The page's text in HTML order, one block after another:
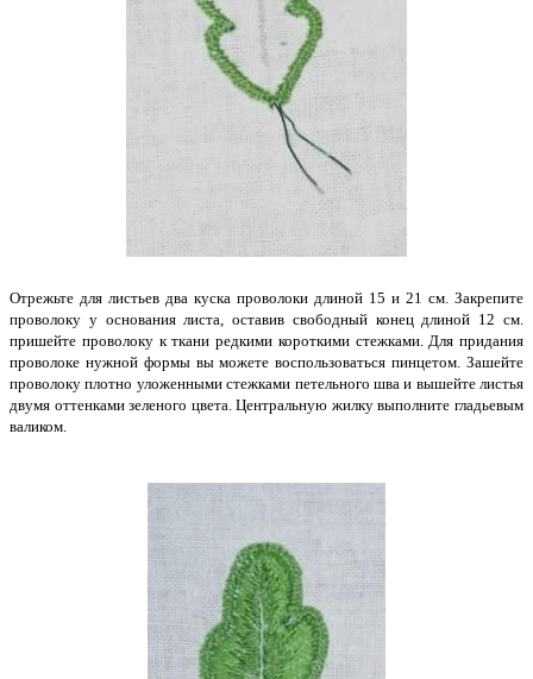
Отрежьте для листьев два куска проволоки длиной 15 и 21 см. Закрепите
проволоку у основания листа, оставив свободный конец длиной 12 см.
пришейте проволоку к ткани редкими короткими стежками. Для придания
проволоке нужной формы вы можете воспользоваться пинцетом. Зашейте
проволоку плотно уложенными стежками петельного шва и вышейте листья
двумя оттенками зеленого цвета. Центральную жилку выполните гладьевым
валиком.